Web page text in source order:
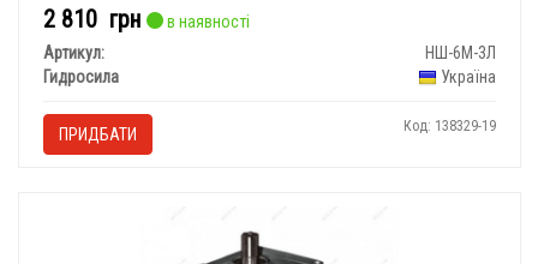
2 810 грн
в наявності
Артикул:
НШ-6М-3Л
Гидросила
Україна
ПРИДБАТИ Код: 138329-19